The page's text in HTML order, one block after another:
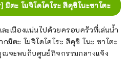
มิตะ โมจิโดโคโระ สึคุชิโนะซาโตะ
ะเนืองแน่นไปด้วยครอบครัวที่เล่นน้ำ
มิตะ โมจิโดโคโระ สึคุชิ โนะ ซาโตะ
จะพบกับศูนย์กิจกรรมกลางแจ้ง